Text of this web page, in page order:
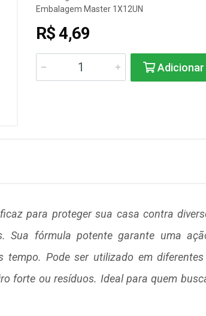
Embalagem Master 1X12UN
R$ 4,69
para proteger sua casa contra
Sua fórmula potente garante uma
Pode ser utilizado em
forte ou resíduos. Ideal para quem